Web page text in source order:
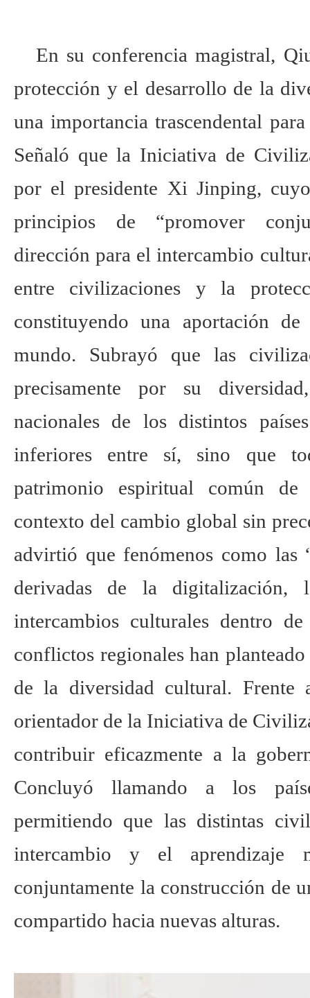
En su conferencia magistral,
protección y el desarrollo de la
una importancia trascendental
Señaló que la Iniciativa de
por el presidente Xi Jinping,
principios de “promover
dirección para el intercambio
entre civilizaciones y la
constituyendo una aportación
mundo. Subrayó que las
precisamente por su
nacionales de los distintos
inferiores entre sí, sino que
patrimonio espiritual común
contexto del cambio global sin
advirtió que fenómenos como las
derivadas de la digitalización,
intercambios culturales dentro
conflictos regionales han
de la diversidad cultural. Frente
orientador de la Iniciativa de
contribuir eficazmente a la
Concluyó llamando a los
permitiendo que las distintas
intercambio y el aprendizaje
conjuntamente la construcción de
compartido hacia nuevas alturas.